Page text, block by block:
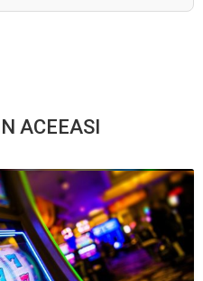
ACEEASI